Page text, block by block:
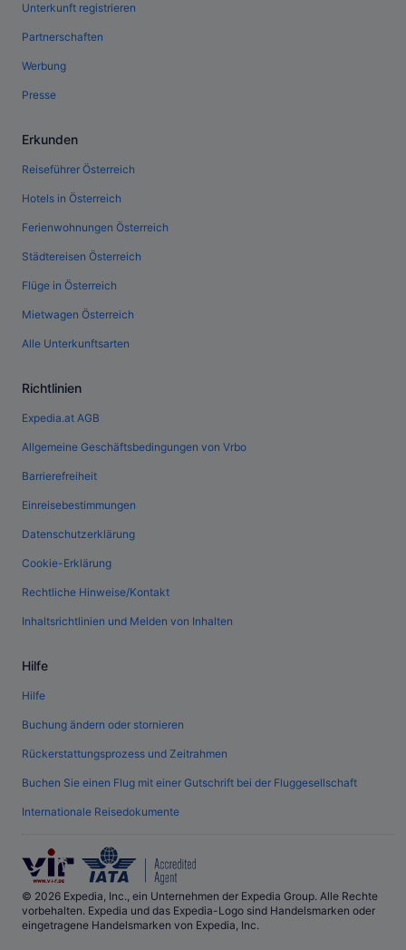
Unterkunft registrieren
Partnerschaften
Werbung
Presse
Erkunden
Reiseführer Österreich
Hotels in Österreich
Ferienwohnungen Österreich
Städtereisen Österreich
Flüge in Österreich
Mietwagen Österreich
Alle Unterkunftsarten
Richtlinien
Expedia.at AGB
Allgemeine Geschäftsbedingungen von Vrbo
Barrierefreiheit
Einreisebestimmungen
Datenschutzerklärung
Cookie-Erklärung
Rechtliche Hinweise/Kontakt
Inhaltsrichtlinien und Melden von Inhalten
Hilfe
Hilfe
Buchung ändern oder stornieren
Rückerstattungsprozess und Zeitrahmen
Buchen Sie einen Flug mit einer Gutschrift bei der Fluggesellschaft
Internationale Reisedokumente
© 2026 Expedia, Inc., ein Unternehmen der Expedia Group. Alle Rechte
vorbehalten. Expedia und das Expedia-Logo sind Handelsmarken oder
eingetragene Handelsmarken von Expedia, Inc.